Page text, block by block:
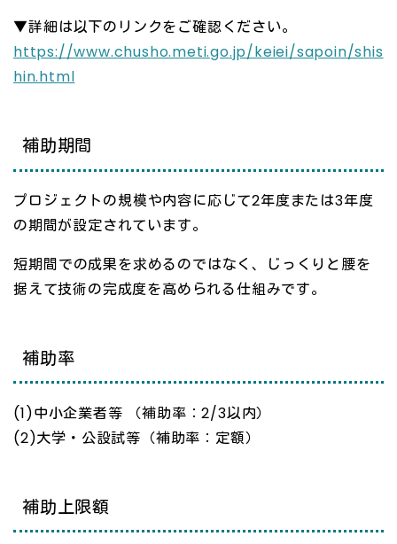
▼詳細は以下のリンクをご確認ください。
https://www.chusho.meti.go.jp/keiei/sapoin/shis
hin.html
補助期間
プロジェクトの規模や内容に応じて2年度または3年度
の期間が設定されています。
短期間での成果を求めるのではなく、じっくりと腰を
据えて技術の完成度を高められる仕組みです。
補助率
(1)中小企業者等 （補助率：2/3以内）
(2)大学・公設試等（補助率：定額）
補助上限額